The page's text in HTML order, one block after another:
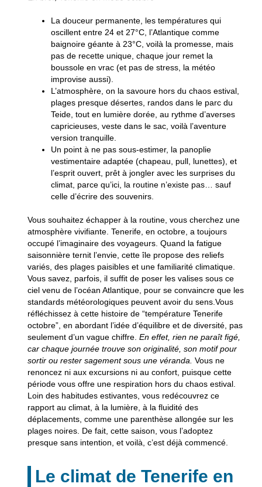
La douceur permanente, les températures qui
oscillent entre 24 et 27°C, l’Atlantique comme
baignoire géante à 23°C, voilà la promesse, mais
pas de recette unique, chaque jour remet la
boussole en vrac (et pas de stress, la météo
improvise aussi).
L’atmosphère, on la savoure hors du chaos estival,
plages presque désertes, randos dans le parc du
Teide, tout en lumière dorée, au rythme d’averses
capricieuses, veste dans le sac, voilà l’aventure
version tranquille.
Un point à ne pas sous-estimer, la panoplie
vestimentaire adaptée(chapeau, pull, lunettes), et
l’esprit ouvert, prêt à jongler avec les surprises du
climat, parce qu’ici, la routine n’existe pas… sauf
celle d’écrire des souvenirs.
Vous souhaitez échapper à la routine, vous cherchez une
atmosphère vivifiante. Tenerife, en octobre, a toujours
occupé l’imaginaire des voyageurs. Quand la fatigue
saisonnière ternit l’envie, cette île propose des reliefs
variés, des plages paisibles et une familiarité climatique.
Vous savez, parfois, il suffit de poser les valises sous ce
ciel venu de l’océan Atlantique, pour se convaincre que les
standards météorologiques peuvent avoir du sens.Vous
réfléchissez à cette histoire de “température Tenerife
octobre”, en abordant l’idée d’équilibre et de diversité, pas
seulement d’un vague chiffre. En effet, rien ne paraît figé,
car chaque journée trouve son originalité, son motif pour
sortir ou rester sagement sous une véranda. Vous ne
renoncez ni aux excursions ni au confort, puisque cette
période vous offre une respiration hors du chaos estival.
Loin des habitudes estivantes, vous redécouvrez ce
rapport au climat, à la lumière, à la fluidité des
déplacements, comme une parenthèse allongée sur les
plages noires. De fait, cette saison, vous l’adoptez
presque sans intention, et voilà, c’est déjà commencé.
Le climat de Tenerife en